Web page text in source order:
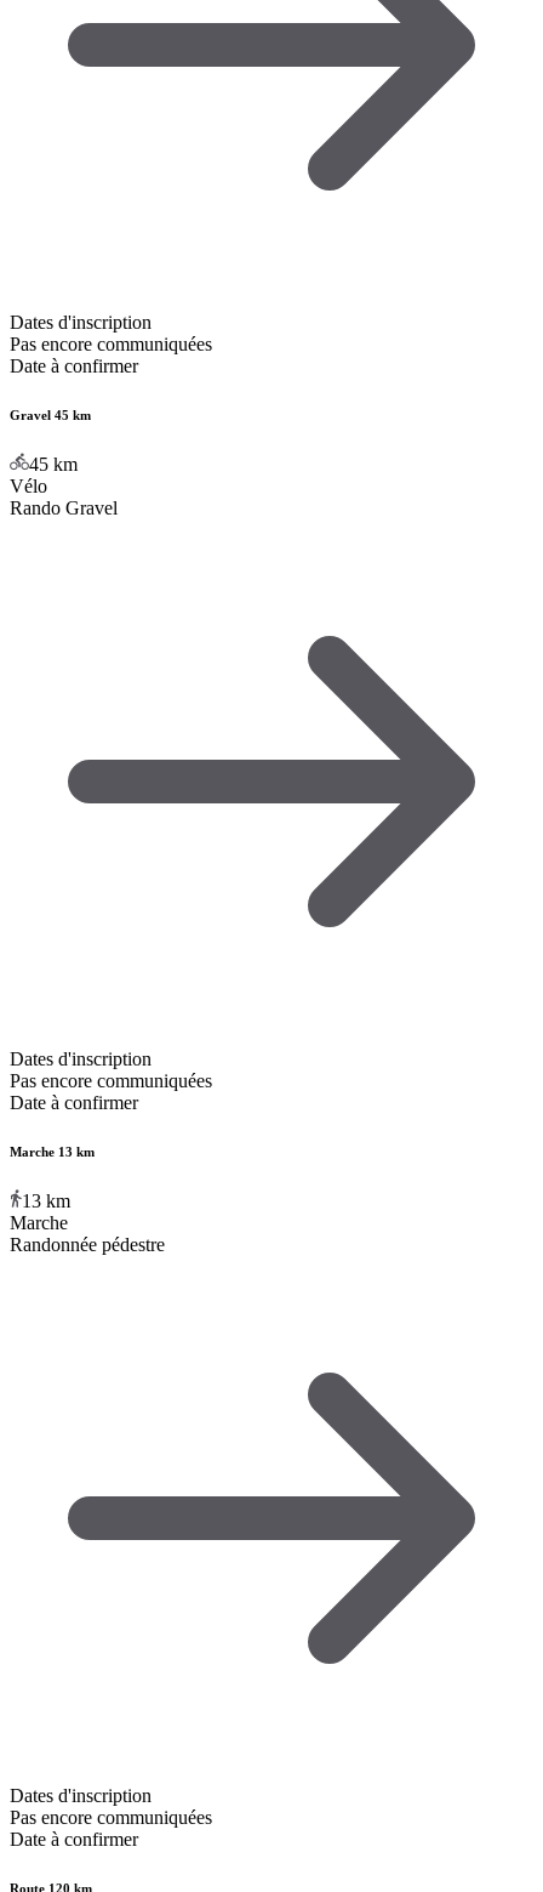
Dates d'inscription
Pas encore communiquées
Date à confirmer
Gravel 45 km
45 km
Vélo
Rando Gravel
Dates d'inscription
Pas encore communiquées
Date à confirmer
Marche 13 km
13 km
Marche
Randonnée pédestre
Dates d'inscription
Pas encore communiquées
Date à confirmer
Route 120 km